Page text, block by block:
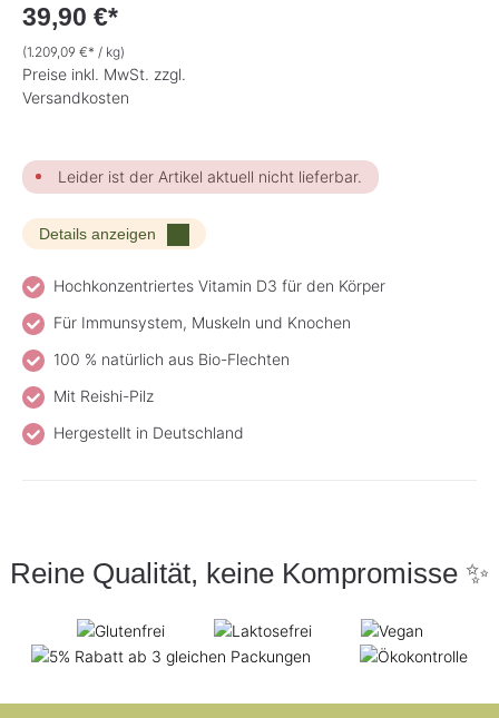
39,90 €*
(1.209,09 €* / kg)
Preise inkl. MwSt. zzgl.
Versandkosten
Leider ist der Artikel aktuell nicht lieferbar.
Details anzeigen
Hochkonzentriertes Vitamin D3 für den Körper
Für Immunsystem, Muskeln und Knochen
100 % natürlich aus Bio-Flechten
Mit Reishi-Pilz
Hergestellt in Deutschland
Reine Qualität, keine Kompromisse ✨